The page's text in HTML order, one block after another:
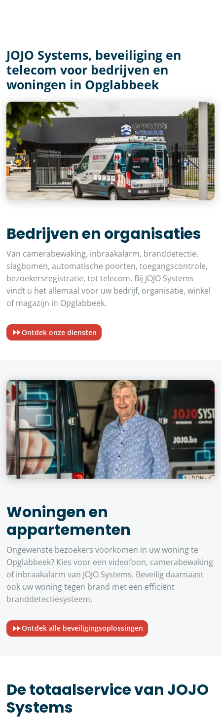
JOJO Systems, beveiliging en
telecom voor bedrijven en
woningen in Opglabbeek
Bedrijven en organisaties
Van camerabewaking, inbraakalarm, branddetectie,
slagbomen, automatische poorten, toegangscontrole,
bezoekersregistratie, tot telecom. Bij JOJO Systems
vindt u het allemaal voor uw bedrijf, organisatie, winkel
of magazijn in Opglabbeek.
Ontdek onze diensten
Woningen en
appartementen
Ongewenste bezoekers voorkomen in uw woning te
Opglabbeek? Kies voor een videofoon, camerabewaking
of inbraakalarm van JOJO Systems. Beveilig daarnaast
ook uw woning tegen brand met een efficiënt
branddetectiesysteem.
Ontdek alle beveiligingsoplossingen
De totaalservice van JOJO
Systems